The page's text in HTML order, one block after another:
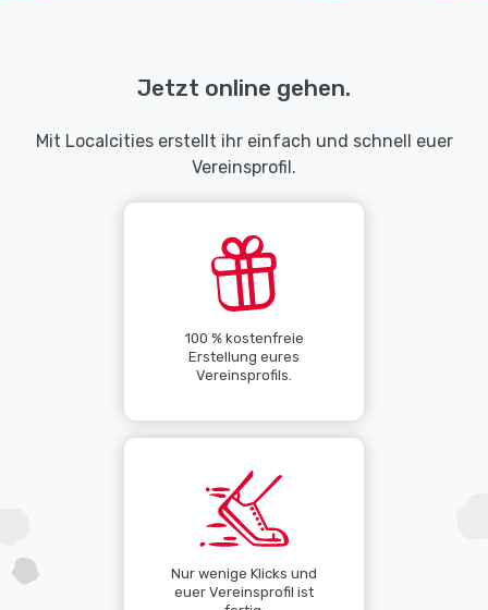
Jetzt online gehen.
Mit Localcities erstellt ihr einfach und schnell euer
Vereinsprofil.
100 % kostenfreie
Erstellung eures
Vereinsprofils.
Nur wenige Klicks und
euer Vereinsprofil ist